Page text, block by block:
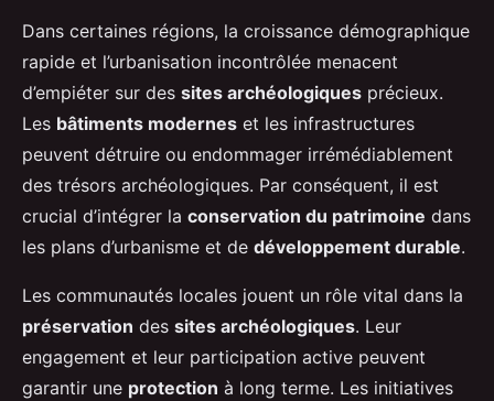
Dans certaines régions, la croissance démographique
rapide et l’urbanisation incontrôlée menacent
d’empiéter sur des sites archéologiques précieux.
Les bâtiments modernes et les infrastructures
peuvent détruire ou endommager irrémédiablement
des trésors archéologiques. Par conséquent, il est
crucial d’intégrer la conservation du patrimoine dans
les plans d’urbanisme et de développement durable.
Les communautés locales jouent un rôle vital dans la
préservation des sites archéologiques. Leur
engagement et leur participation active peuvent
garantir une protection à long terme. Les initiatives